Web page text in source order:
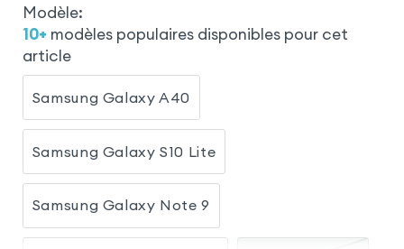
Modèle:
10+ modèles populaires disponibles pour cet
article
Samsung Galaxy A40
Samsung Galaxy S10 Lite
Samsung Galaxy Note 9